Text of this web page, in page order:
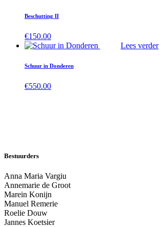
Beschutting II
€150.00
Lees verder
Schuur in Donderen
€550.00
Bestuurders
Anna Maria Vargiu
Annemarie de Groot
Marein Konijn
Manuel Remerie
Roelie Douw
Jannes Koetsier